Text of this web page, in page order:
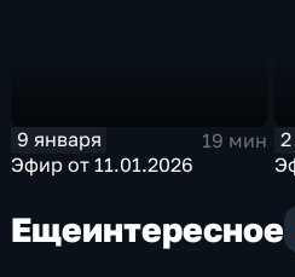
9 января
19 мин
Эфир от 11.01.2026
Ещеинтересное